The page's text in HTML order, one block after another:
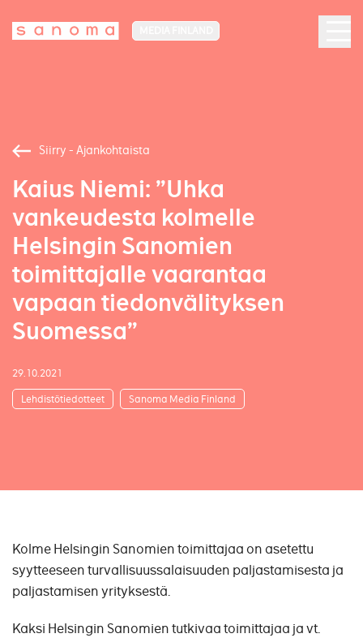
Siirry - Ajankohtaista
Kaius Niemi: ”Uhka
vankeudesta kolmelle
Helsingin Sanomien
toimittajalle vaarantaa
vapaan tiedonvälityksen
Suomessa”
29.10.2021
Lehdistötiedotteet Sanoma Media Finland
Kolme Helsingin Sanomien toimittajaa on asetettu
syytteeseen turvallisuussalaisuuden paljastamisesta ja
paljastamisen yrityksestä.
Kaksi Helsingin Sanomien tutkivaa toimittajaa ja vt.